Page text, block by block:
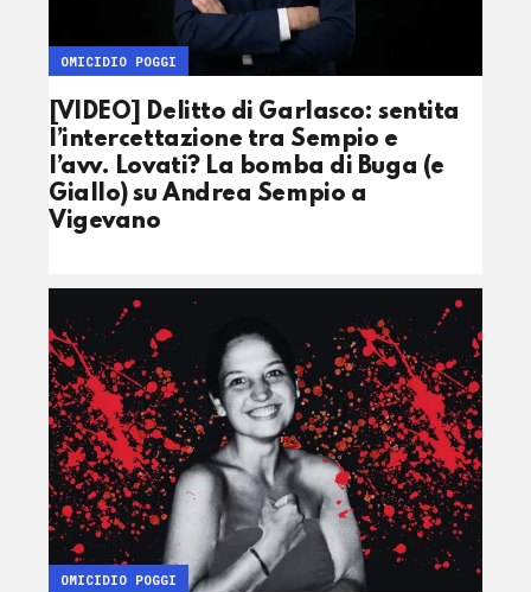
[VIDEO] Delitto di Garlasco: sentita
l’intercettazione tra Sempio e
l’avv. Lovati? La bomba di Buga (e
Giallo) su Andrea Sempio a
Vigevano
OMICIDIO POGGI
OMICIDIO POGGI